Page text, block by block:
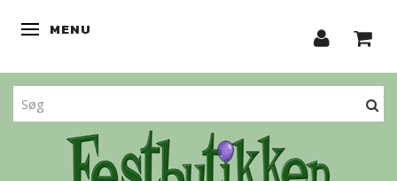
SKIFTE NAVIGATION
MENU